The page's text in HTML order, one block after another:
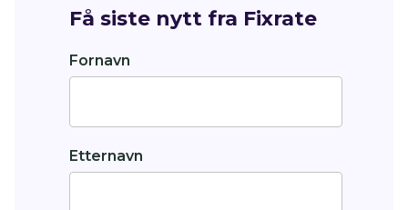
Få siste nytt fra Fixrate
Fornavn
Etternavn